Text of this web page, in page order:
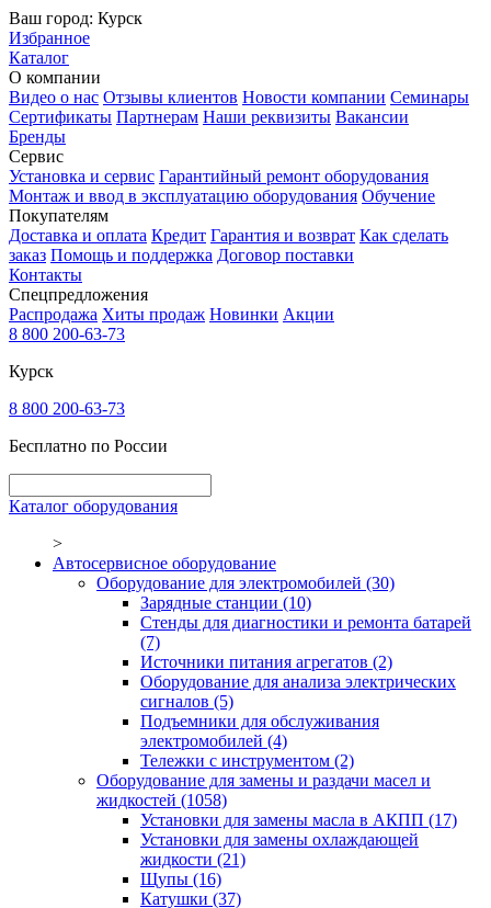
Ваш город: Курск
Избранное
Каталог
О компании
Видео о нас Отзывы клиентов Новости компании Семинары
Сертификаты Партнерам Наши реквизиты Вакансии
Бренды
Сервис
Установка и сервис Гарантийный ремонт оборудования
Монтаж и ввод в эксплуатацию оборудования Обучение
Покупателям
Доставка и оплата Кредит Гарантия и возврат Как сделать
заказ Помощь и поддержка Договор поставки
Контакты
Спецпредложения
Распродажа Хиты продаж Новинки Акции
8 800 200-63-73
Курск
8 800 200-63-73
Бесплатно по России
Каталог оборудования
>
Автосервисное оборудование
Оборудование для электромобилей (30)
Зарядные станции (10)
Стенды для диагностики и ремонта батарей
(7)
Источники питания агрегатов (2)
Оборудование для анализа электрических
сигналов (5)
Подъемники для обслуживания
электромобилей (4)
Тележки с инструментом (2)
Оборудование для замены и раздачи масел и
жидкостей (1058)
Установки для замены масла в АКПП (17)
Установки для замены охлаждающей
жидкости (21)
Щупы (16)
Катушки (37)